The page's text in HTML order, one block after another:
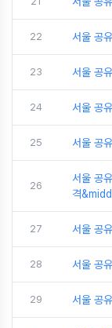
22 서울 공
23 서울 공
24 서울 공
25 서울 공
26
서울 공
격
27 서울 공
28 서울 공
29 서울 공